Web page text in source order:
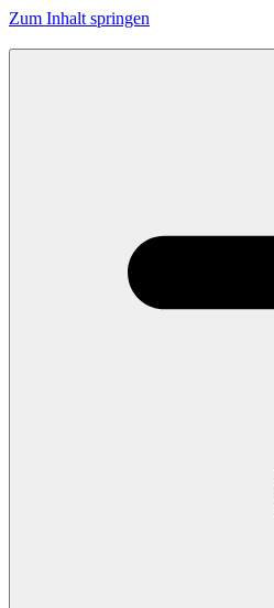
Zum Inhalt springen